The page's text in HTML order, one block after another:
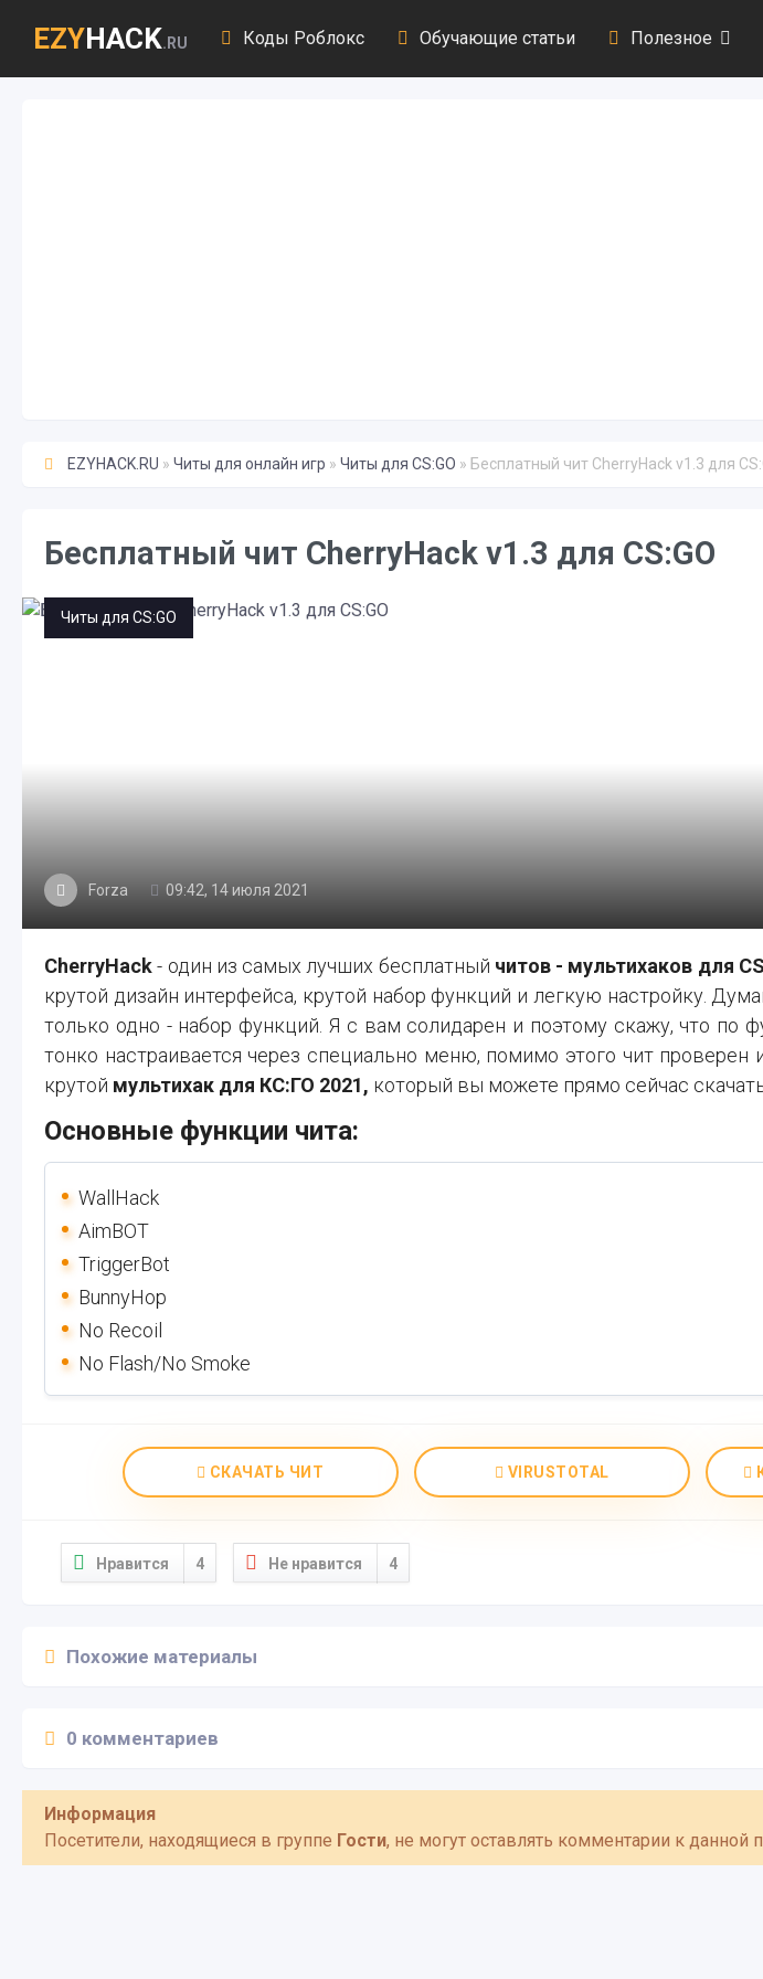
EZYHACK.RU Коды Роблокс Обучающие статьи Полезное
EZYHACK.RU » Читы для онлайн игр » Читы для CS:GO » Бесплатный чит CherryHack v1.3 для
Бесплатный чит CherryHack v1.3 для CS:GO
Читы для CS:GO
Forza 09:42, 14 июля 2021
CherryHack- один из самых лучших бесплатный читов - мультихаков для
крутой дизайн интерфейса, крутой набор функций и легкую настройку.
только одно - набор функций. Я с вам солидарен и поэтому скажу, что по
тонко настраивается через специально меню, помимо этого чит
крутой мультихак для КС:ГО 2021, который вы можете прямо сейчас
Основные функции чита:
WallHack
AimBOT
TriggerBot
BunnyHop
No Recoil
No Flash/No Smoke
СКАЧАТЬ ЧИТ VIRUSTOTAL
Нравится 4 Не нравится 4
Похожие материалы
0 комментариев
Информация
Посетители, находящиеся в группе Гости, не могут оставлять комментарии к данной